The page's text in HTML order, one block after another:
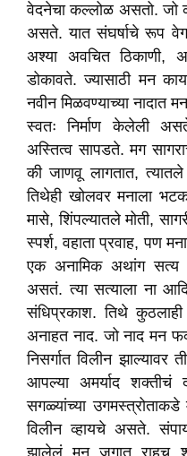
वेदनेचा कल्लोळ असतो.
असते. यात संघर्षाचे रूप
अश्या अवचित ठिकाणी,
डोकावते. ज्यासाठी मन
नवीन मिळवण्याच्या नादात
स्वतः निर्माण केलेली
अस्तित्व सापडते. मग
की जाणवू लागतात,
तिथेही खोलवर मनाला
मासे, शिंपल्यातले मोती,
स्पर्श, वहाता प्रवाह, पण
एक अनामिक अथांग सत्य
असतं. त्या सत्याला ना
संधिप्रकाश. तिथे
अनाहत नाद. जो नाद मन
निसर्गात विलीन
आपल्या अमर्याद शक्तीचं
सगळ्यांच्या
विलीन व्हायचे असते.
झालेलं मन जगात राहुच